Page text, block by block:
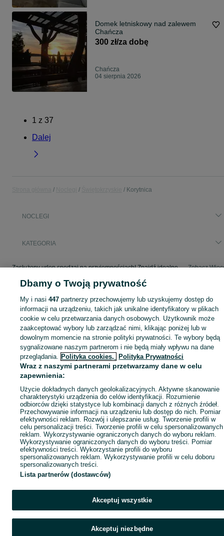
Domek letniskowy nad zalewem
Chańcza
300 zł/za dobę
Chańcza
04 sierpnia 2026
1 z 37
Dalej
Korytnica
NOCLEGI
KATEGORIA
Zasłużony urlop spędzaj na przyjemnościach! Znajdź idealne miejsce na wypoczynek w kategorii Noclegi na OLX - Korytnica i okolice! Zobacz
Mapa miejscowości
Mapa ministron
Popularne wyszukiwania
Dbamy o Twoją prywatność
My i nasi447 partnerzy przechowujemy lub uzyskujemy dostęp do
informacji na urządzeniu, takich jak unikalne identyfikatory w plikach
cookie w celu przetwarzania danych osobowych. Użytkownik może
zaakceptować wybory lub zarządzać nimi, klikając poniżej lub w
dowolnym momencie na stronie polityki prywatności. Te wybory będą
sygnalizowane naszym partnerom i nie będą miały wpływu na dane
przeglądania. Polityka cookies, Polityka Prywatności
Wraz z naszymi partnerami przetwarzamy dane w celu
zapewnienia:
Użycie dokładnych danych geolokalizacyjnych. Aktywne skanowanie
charakterystyki urządzenia do celów identyfikacji. Rozumienie
odbiorców dzięki statystyce lub kombinacji danych z różnych źródeł.
Przechowywanie informacji na urządzeniu lub dostęp do nich. Pomiar
efektywności reklam. Rozwój i ulepszanie usług. Tworzenie profili w
celu personalizacji treści. Tworzenie profili w celu spersonalizowanych
reklam. Wykorzystywanie ograniczonych danych do wyboru reklam.
Wykorzystywanie ograniczonych danych do wyboru treści. Pomiar
efektywności treści. Wykorzystanie profili do wyboru
spersonalizowanych reklam. Wykorzystywanie profili w celu doboru
spersonalizowanych treści.
Lista partnerów (dostawców)
Akceptuj wszystkie
Akceptuj niezbędne